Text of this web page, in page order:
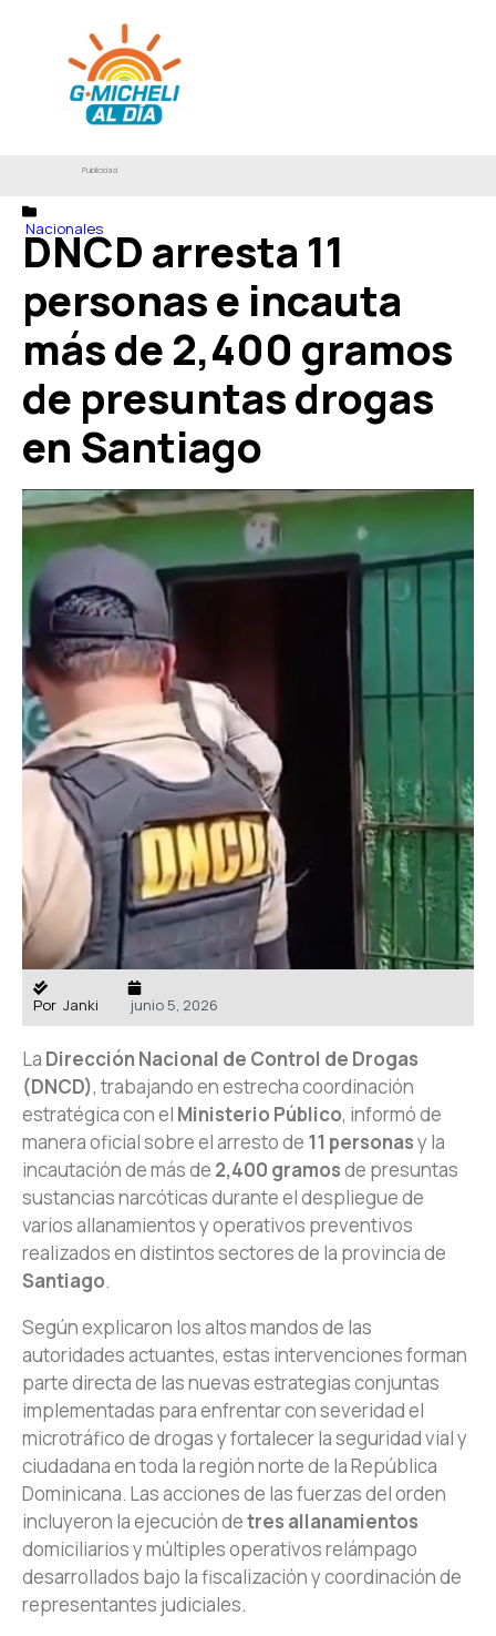
Publicidad
Nacionales
DNCD arresta 11
personas e incauta
más de 2,400 gramos
de presuntas drogas
en Santiago
Por Janki junio 5, 2026
La Dirección Nacional de Control de Drogas
(DNCD), trabajando en estrecha coordinación
estratégica con el Ministerio Público, informó de
manera oficial sobre el arresto de 11 personasy la
incautación de más de 2,400 gramosde presuntas
sustancias narcóticas durante el despliegue de
varios allanamientos y operativos preventivos
realizados en distintos sectores de la provincia de
Santiago.
Según explicaron los altos mandos de las
autoridades actuantes, estas intervenciones forman
parte directa de las nuevas estrategias conjuntas
implementadas para enfrentar con severidad el
microtráfico de drogas y fortalecer la seguridad vial y
ciudadana en toda la región norte de la República
Dominicana. Las acciones de las fuerzas del orden
incluyeron la ejecución detres allanamientos
domiciliarios y múltiples operativos relámpago
desarrollados bajo la fiscalización y coordinación de
representantes judiciales.